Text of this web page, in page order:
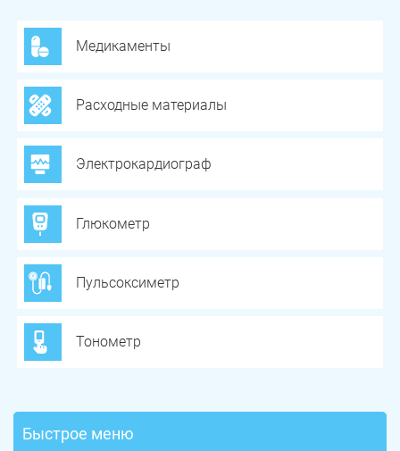
Медикаменты
Расходные материалы
Электрокардиограф
Глюкометр
Пульсоксиметр
Тонометр
Быстрое меню